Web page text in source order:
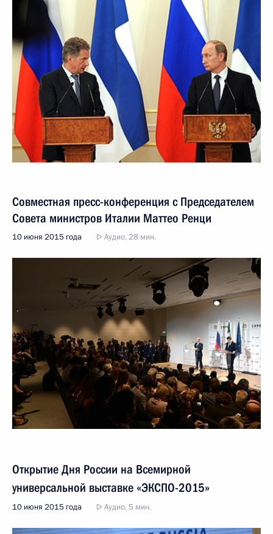
Совместная пресс-конференция с Председателем
Совета министров Италии Маттео Ренци
10 июня 2015 года Аудио, 28 мин.
Открытие Дня России на Всемирной
универсальной выставке «ЭКСПО-2015»
10 июня 2015 года Аудио, 5 мин.